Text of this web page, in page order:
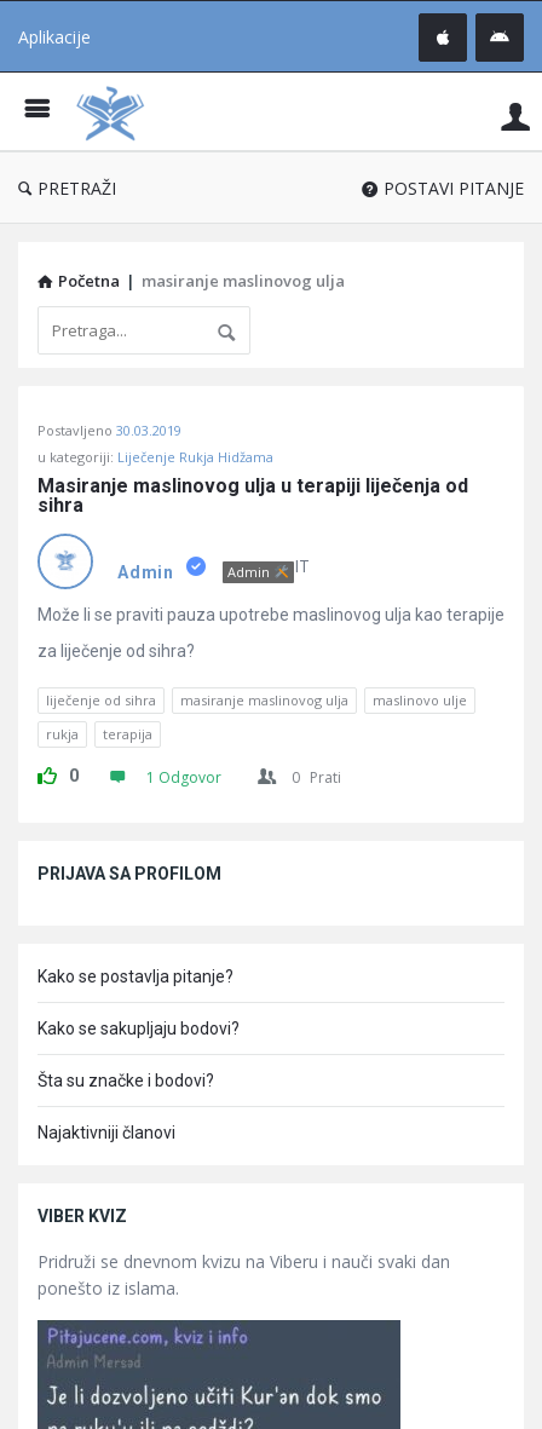
Aplikacije
®
PRETRAŽI POSTAVI PITANJE
Početna | masiranje maslinovog ulja
Učene
Latest
Pitanja
Postavljeno 30.03.2019
u kategoriji: Liječenje Rukja Hidžama
Masiranje maslinovog ulja u terapiji liječenja od
sihra
Admin Admin IT
Može li se praviti pauza upotrebe maslinovog ulja kao terapije
za liječenje od sihra?
liječenje od sihra masiranje maslinovog ulja
maslinovo ulje
rukja
terapija
0 1 Odgovor 0 Prati
PRIJAVA SA PROFILOM
Kako se postavlja pitanje?
Kako se sakupljaju bodovi?
Šta su značke i bodovi?
Najaktivniji članovi
VIBER KVIZ
Pridruži se dnevnom kvizu na Viberu i nauči svaki dan
ponešto iz islama.